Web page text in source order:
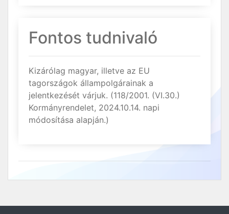
Fontos tudnivaló
Kizárólag magyar, illetve az EU
tagországok állampolgárainak a
jelentkezését várjuk. (118/2001. (VI.30.)
Kormányrendelet, 2024.10.14. napi
módosítása alapján.)